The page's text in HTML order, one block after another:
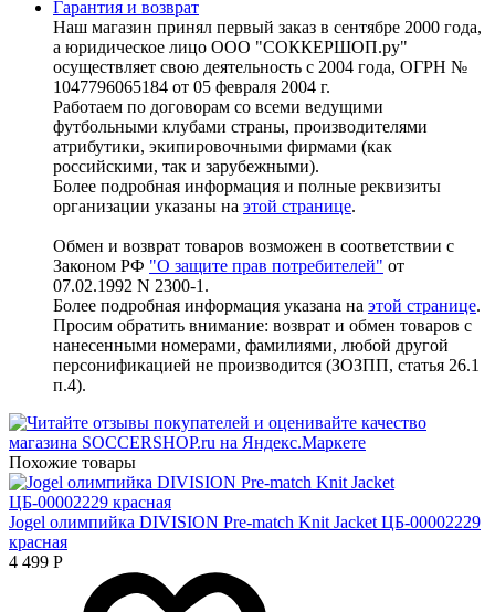
Гарантия и возврат
Наш магазин принял первый заказ в сентябре 2000 года,
а юридическое лицо ООО "СОККЕРШОП.ру"
осуществляет свою деятельность с 2004 года, ОГРН №
1047796065184 от 05 февраля 2004 г.
Работаем по договорам со всеми ведущими
футбольными клубами страны, производителями
атрибутики, экипировочными фирмами (как
российскими, так и зарубежными).
Более подробная информация и полные реквизиты
организации указаны на этой странице.
Обмен и возврат товаров возможен в соответствии с
Законом РФ "О защите прав потребителей" от
07.02.1992 N 2300-1.
Более подробная информация указана на этой странице.
Просим обратить внимание: возврат и обмен товаров с
нанесенными номерами, фамилиями, любой другой
персонификацией не производится (ЗОЗПП, статья 26.1
п.4).
Похожие товары
Jogel олимпийка DIVISION Pre-match Knit Jacket ЦБ-00002229
красная
4 499 Р